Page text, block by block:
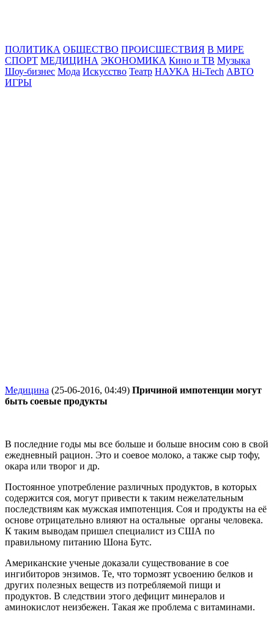
ПОЛИТИКА ОБЩЕСТВО ПРОИСШЕСТВИЯ В МИРЕ
СПОРТ МЕДИЦИНА ЭКОНОМИКА Кино и ТВ Музыка
Шоу-бизнес Мода Искусство Театр НАУКА Hi-Tech АВТО
ИГРЫ
Медицина (25-06-2016, 04:49) Причиной импотенции могут
быть соевые продукты
В последние годы мы все больше и больше вносим сою в свой
ежедневный рацион. Это и соевое молоко, а также сыр тофу,
окара или творог и др.
Постоянное употребление различных продуктов, в которых
содержится соя, могут привести к таким нежелательным
последствиям как мужская импотенция. Соя и продукты на её
основе отрицательно влияют на остальные органы человека.
К таким выводам пришел специалист из США по
правильному питанию Шона Бутс.
Американские ученые доказали существование в сое
ингибиторов энзимов. Те, что тормозят усвоению белков и
других полезных веществ из потребляемой пищи и
продуктов. В следствии этого дефицит минералов и
аминокислот неизбежен. Такая же проблема с витаминами.